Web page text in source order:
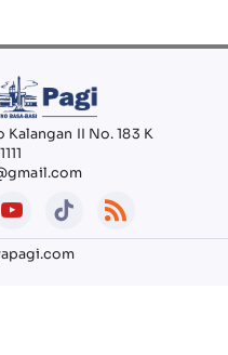
Kalangan II No. 183 K